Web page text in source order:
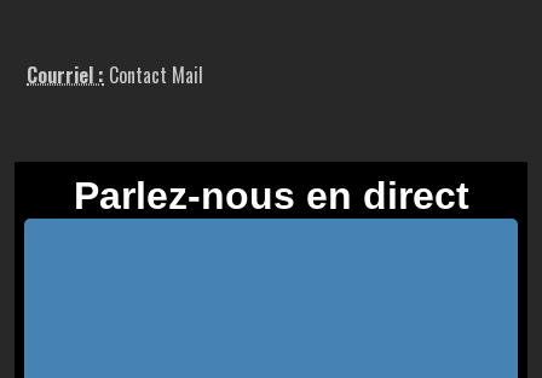
Courriel : Contact Mail